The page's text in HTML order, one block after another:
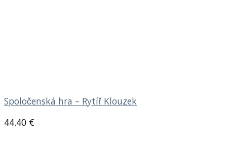
Spoločenská hra – Rytíř Klouzek
44.40 €